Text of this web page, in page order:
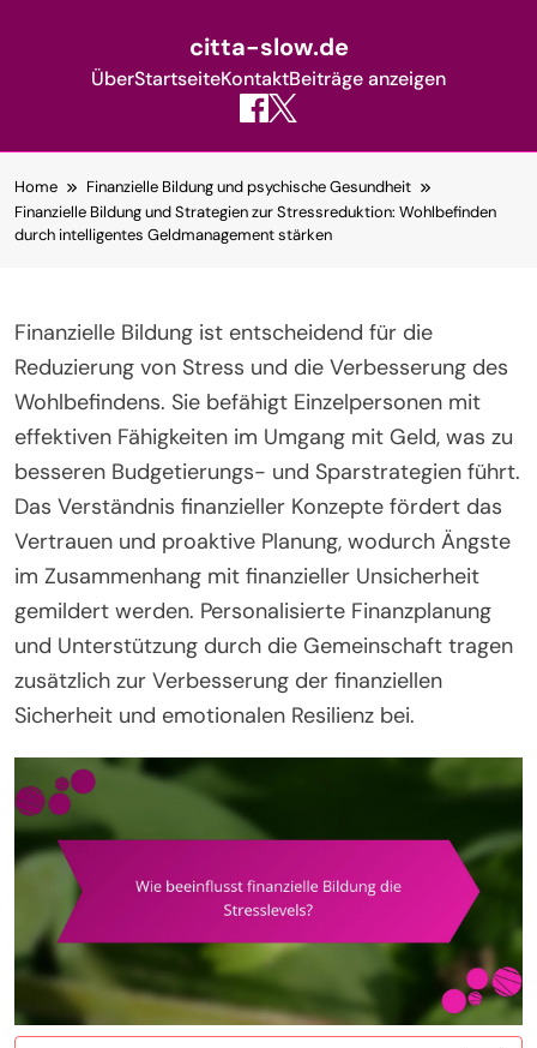
citta-slow.de
ÜberStartseiteKontaktBeiträge anzeigen
to
content
Home
Finanzielle Bildung und psychische Gesundheit
Finanzielle Bildung und Strategien zur Stressreduktion: Wohlbefinden
durch intelligentes Geldmanagement stärken
Finanzielle Bildung ist entscheidend für die
Reduzierung von Stress und die Verbesserung des
Wohlbefindens. Sie befähigt Einzelpersonen mit
effektiven Fähigkeiten im Umgang mit Geld, was zu
besseren Budgetierungs- und Sparstrategien führt.
Das Verständnis finanzieller Konzepte fördert das
Vertrauen und proaktive Planung, wodurch Ängste
im Zusammenhang mit finanzieller Unsicherheit
gemildert werden. Personalisierte Finanzplanung
und Unterstützung durch die Gemeinschaft tragen
zusätzlich zur Verbesserung der finanziellen
Sicherheit und emotionalen Resilienz bei.